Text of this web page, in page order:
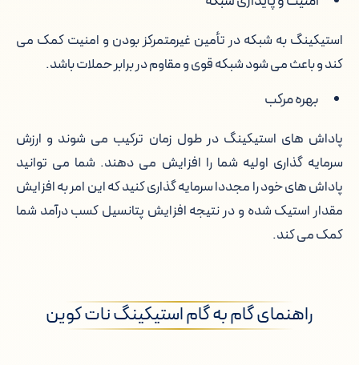
استیکینگ به شبکه در تأمین غیرمتمرکز بودن و امنیت کمک می
کند و باعث می شود شبکه قوی و مقاوم در برابر حملات باشد.
بهره مرکب
پاداش های استیکینگ در طول زمان ترکیب می شوند و ارزش
سرمایه گذاری اولیه شما را افزایش می دهند. شما می توانید
پاداش های خود را مجددا سرمایه گذاری کنید که این امر به افزایش
مقدار استیک شده و در نتیجه افزایش پتانسیل کسب درآمد شما
کمک می کند.
راهنمای گام به گام استیکینگ نات کوین